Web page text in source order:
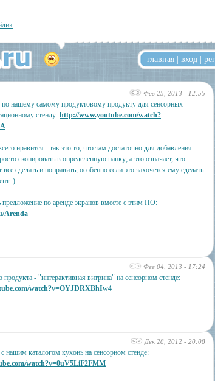
главная | вход |
Фев 25, 2013 - 12:55
нашему самому продуктовому продукту для сенсорных
стенду: http://www.youtube.com/watch?
нравится - так это то, что там достаточно для добавления
скопировать в определенную папку; а это означает, что
сделать и поправить, особенно если это захочется ему сделать
:).
предложение по аренде экранов вместе с этим ПО:
Arenda
Фев 04, 2013 - 17:24
- "интерактивная витрина" на сенсорном стенде:
watch?v=OYJDRXBhIw4
Дек 28, 2012 - 20:08
нашим каталогом кухонь на сенсорном стенде:
watch?v=0uV5LiF2FMM